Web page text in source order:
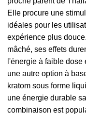
Elle procure une
idéales pour les
expérience plus
mâché, ses effets
l'énergie à faible dose
une autre option à
kratom sous forme
une énergie durable
combinaison est